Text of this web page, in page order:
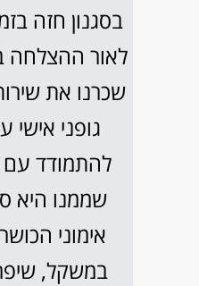
בסגנון חזה
לאור ההצלחה
שכרנו את
גופני אישי
להתמודד
שממנו היא
אימוני
במשקל,